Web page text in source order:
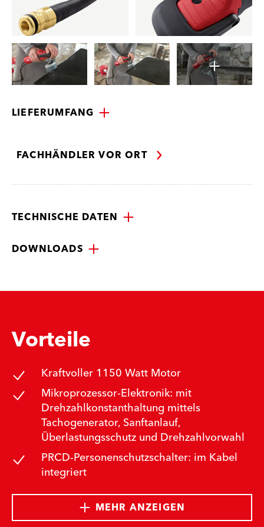
LIEFERUMFANG
FACHHÄNDLER VOR ORT
TECHNISCHE DATEN
DOWNLOADS
Vorteile
Kraftvoller 1150 Watt Motor
Mikroprozessor-Elektronik: mit
Drehzahlkonstanthaltung mittels
Tachogenerator, Sanftanlauf,
Überlastungsschutz und Drehzahlvorwahl
PRCD-Personenschutzschalter: im Kabel
integriert
MEHR ANZEIGEN